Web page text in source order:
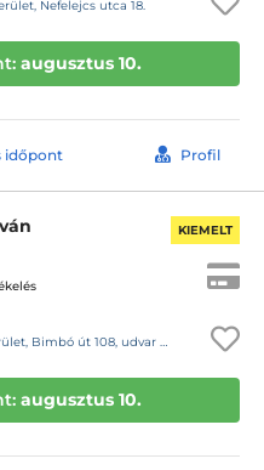
Nefelejcs utca 18.
augusztus 10.
időpont Profil
108, udvar 13 ajtó. Kaputelefon 13- Rendelő
KIEMELT
augusztus 10.